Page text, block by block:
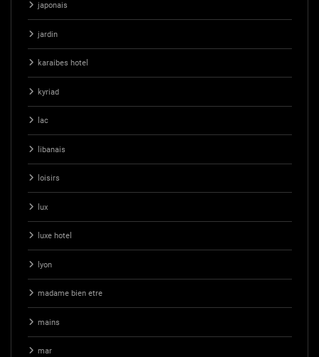
japonais
jardin
karaibes hotel
kyriad
lac
libanais
loisirs
lux
luxe hotel
lyon
madame bien etre
mains
mar